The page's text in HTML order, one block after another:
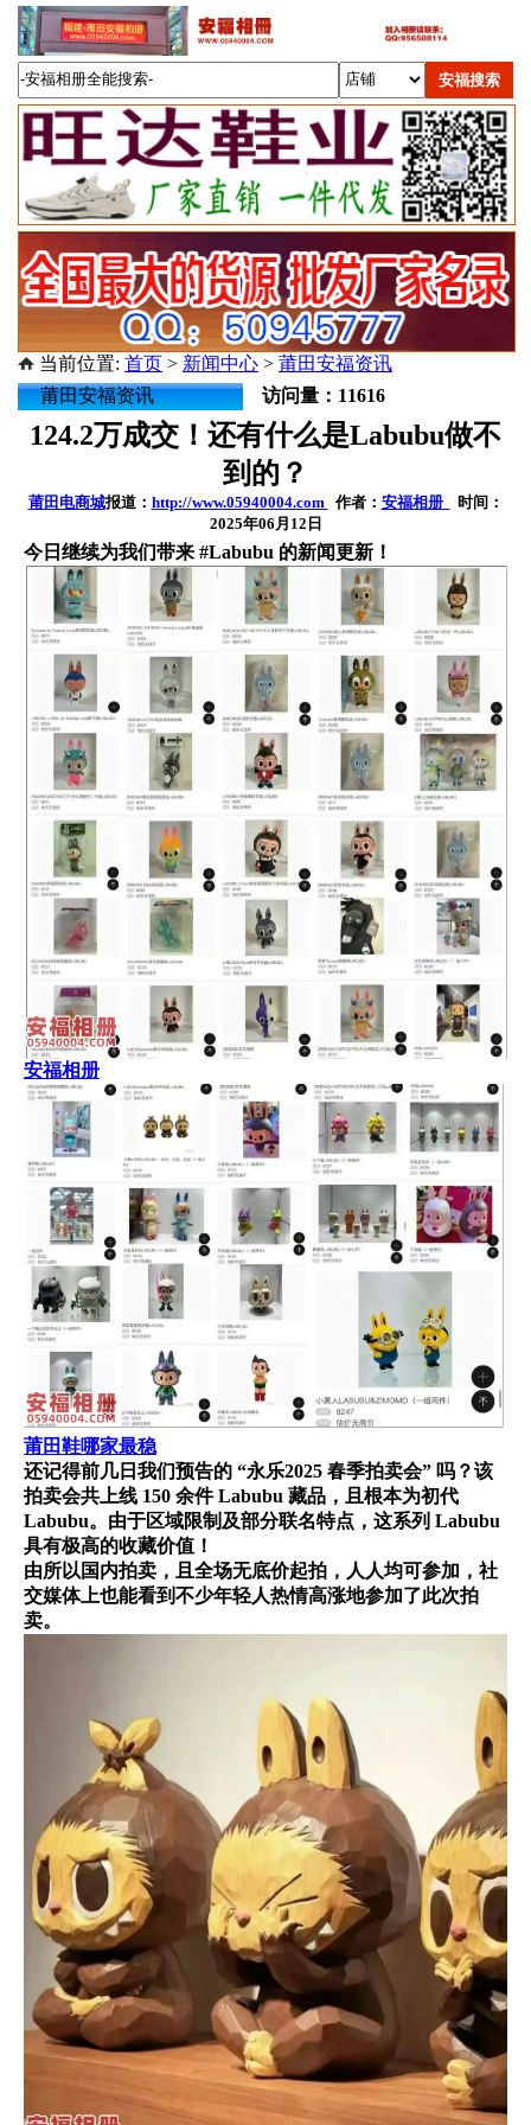
当前位置: 首页 > 新闻中心 > 莆田安福资讯
莆田安福资讯
访问量：11616
124.2万成交！还有什么是Labubu做不
到的？
莆田电商城报道： http://www.05940004.com 作者： 安福相册
时间：
2025年06月12日
今日继续为我们带来 #Labubu 的新闻更新！
安福相册
莆田鞋哪家最稳
还记得前几日我们预告的 “永乐2025 春季拍卖会” 吗？该
拍卖会共上线 150 余件 Labubu 藏品，且根本为初代
Labubu。由于区域限制及部分联名特点，这系列 Labubu
具有极高的收藏价值！
由所以国内拍卖，且全场无底价起拍，人人均可参加，社
交媒体上也能看到不少年轻人热情高涨地参加了此次拍
卖。